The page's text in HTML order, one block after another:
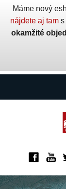
Máme nový
nájdete aj tams
okamžité